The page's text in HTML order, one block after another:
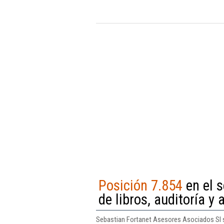
Posición 7.854 en el
de libros, auditoría y
Sebastian Fortanet Asesores Asociados Sl